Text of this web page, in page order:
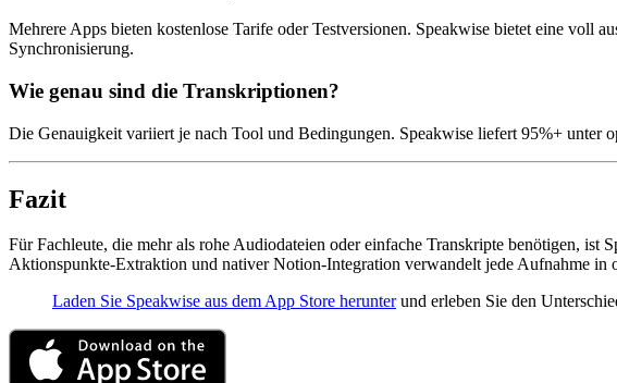
Mehrere Apps bieten kostenlose Tarife oder Testversionen. Speakwise bietet eine voll
Synchronisierung.
Wie genau sind die Transkriptionen?
Die Genauigkeit variiert je nach Tool und Bedingungen. Speakwise liefert 95%+ unter
Fazit
Für Fachleute, die mehr als rohe Audiodateien oder einfache Transkripte benötigen,
Aktionspunkte-Extraktion und nativer Notion-Integration verwandelt jede Aufnahme in
Laden Sie Speakwise aus dem App Store herunterund erleben Sie den